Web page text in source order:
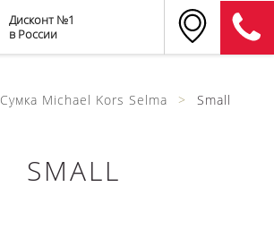
Дисконт №1
в России
Сумка Michael Kors Selma Small
SMALL